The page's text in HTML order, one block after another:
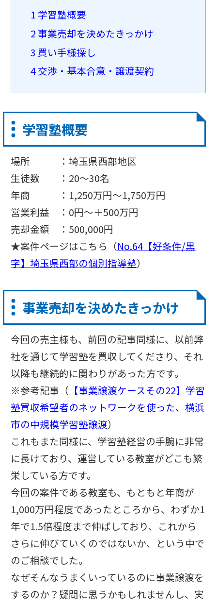
1 学習塾概要
2事業売却を決めたきっかけ
3 買い手様探し
4交渉・基本合意・譲渡契約
学習塾概要
場所 ：埼玉県西部地区
生徒数 ：20〜30名
年商 ：1,250万円〜1,750万円
営業利益 ： 0円～＋500万円
売却金額 ： 500,000円
★案件ページはこちら（No.64【好条件/黒
字】埼玉県西部の個別指導塾）
事業売却を決めたきっかけ
今回の売主様も、前回の記事同様に、以前弊
社を通じて学習塾を買収してくださり、それ
以降も継続的に関わりがあった方です。
※参考記事（ 【事業譲渡ケースその22】学習
塾買収希望者のネットワークを使った、横浜
市の中規模学習塾譲渡）
これもまた同様に、学習塾経営の手腕に非常
に長けており、運営している教室がどこも繁
栄している方です。
今回の案件である教室も、もともと年商が
1,000万円程度であったところから、わずか1
年で1.5倍程度まで伸ばしており、これから
さらに伸びていくのではないか、という中で
のご相談でした。
なぜそんなうまくいっているのに事業譲渡を
するのか？疑問に思うかもしれませんし、実